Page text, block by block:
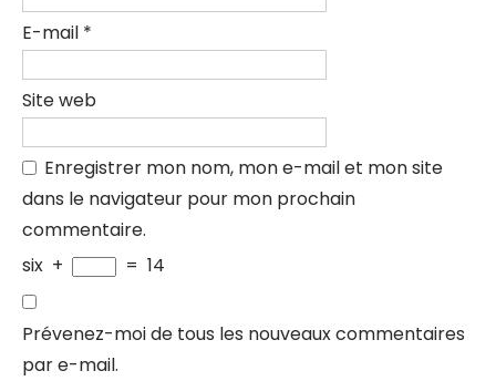
E-mail *
Site web
Enregistrer mon nom, mon e-mail et mon site
dans le navigateur pour mon prochain
commentaire.
six + = 14
Prévenez-moi de tous les nouveaux commentaires
par e-mail.